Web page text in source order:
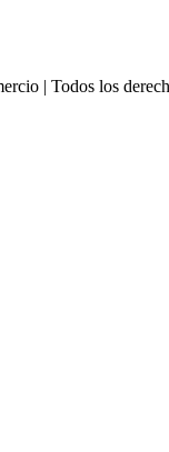
| Todos los